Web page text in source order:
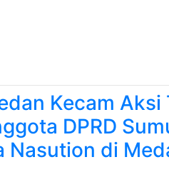
Kecam Aksi
DPRD
Nasution di